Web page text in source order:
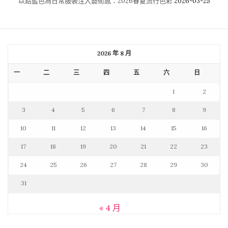
2026 年 8 月
一 二 三 四 五 六 日
1 2
3 4 5 6 7 8 9
10 11 12 13 14 15 16
17 18 19 20 21 22 23
24 25 26 27 28 29 30
31
« 4 月